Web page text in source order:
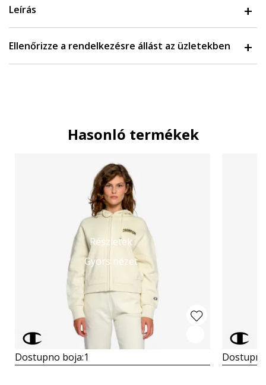
Leírás
Ellenőrizze a rendelkezésre állást az üzletekben
Hasonló termékek
Részletek
Gyors nézet
Dostupno boja:1